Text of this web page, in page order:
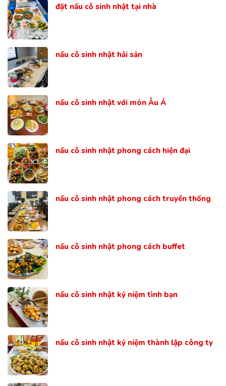
đặt nấu cỗ sinh nhật tại nhà
nấu cỗ sinh nhật hải sản
nấu cỗ sinh nhật với món Âu Á
nấu cỗ sinh nhật phong cách hiện đại
nấu cỗ sinh nhật phong cách truyền thống
nấu cỗ sinh nhật phong cách buffet
nấu cỗ sinh nhật kỷ niệm tình bạn
nấu cỗ sinh nhật kỷ niệm thành lập công ty